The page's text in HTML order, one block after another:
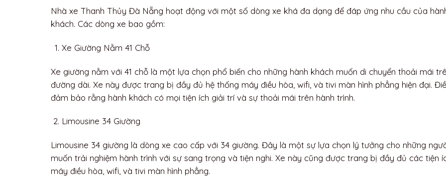
Nhà xe Thanh Thủy Đà Nẵng hoạt động với một số dòng xe khá đa dạng để đáp ứng nhu cầu của
khách. Các dòng xe bao gồm:
Xe Giường Nằm 41 Chỗ
Xe giường nằm với 41 chỗ là một lựa chọn phổ biến cho những hành khách muốn di chuyển thoải mái
đường dài. Xe này được trang bị đầy đủ hệ thống máy điều hòa, wifi, và tivi màn hình phẳng hiện đại.
đảm bảo rằng hành khách có mọi tiện ích giải trí và sự thoải mái trên hành trình.
Limousine 34 Giường
Limousine 34 giường là dòng xe cao cấp với 34 giường. Đây là một sự lựa chọn lý tưởng cho những
muốn trải nghiệm hành trình với sự sang trọng và tiện nghi. Xe này cũng được trang bị đầy đủ các tiện
máy điều hòa, wifi, và tivi màn hình phẳng.